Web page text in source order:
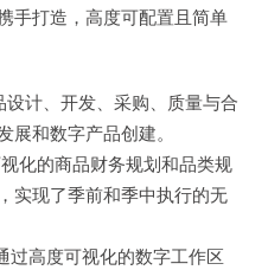
手打造，高度可配置且简单
设计、开发、采购、质量与合
展和数字产品创建。
化的商品财务规划和品类规
实现了季前和季中执行的无
过高度可视化的数字工作区